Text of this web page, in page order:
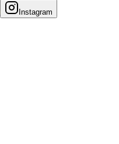
Instagram